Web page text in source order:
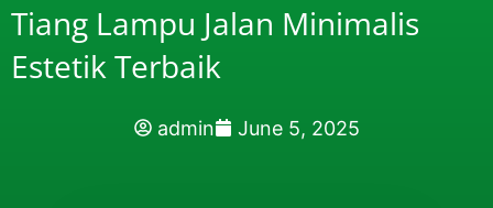
Tiang Lampu Jalan Minimalis
Estetik Terbaik
admin June 5, 2025